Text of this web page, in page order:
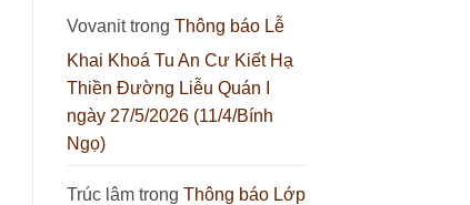
ngày
18/7/2026
(5/6/Bính
Ngọ)
Chuyên
Đề
Sư
tối
5
16/7/2026
Vovanittrong Thông báo Lễ
Khai Khoá Tu An Cư Kiết Hạ
Thiền Đường Liễu Quán I
ngày 27/5/2026 (11/4/Bính
Ngọ)
Trúc lâmtrong Thông báo Lớp